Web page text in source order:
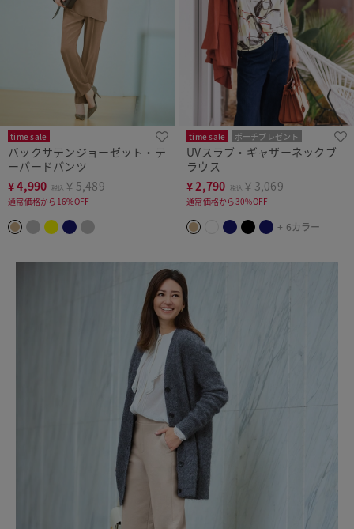
time sale
バックサテンジョーゼット・テ
ーパードパンツ
¥4,990 税込 ￥5,489
通常価格から16%OFF
time sale
ポーチプレゼント
洗濯機可
UVスラブ・ギャザーネックブ
ラウス
¥2,790 税込 ￥3,069
通常価格から30%OFF
+ 6カラー